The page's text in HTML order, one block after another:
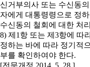
신거부의사 또는 수신동
자에게 대통령령으로 정
수신동의 철회에 대한 처
8) 제1항 또는 제3항에 따
정하는 바에 따라 정기적
부를 확인하여야 한다.
[전문개정 2014. 5. 28.]